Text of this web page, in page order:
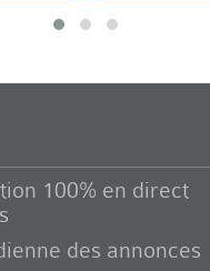
100% en direct
des annonces